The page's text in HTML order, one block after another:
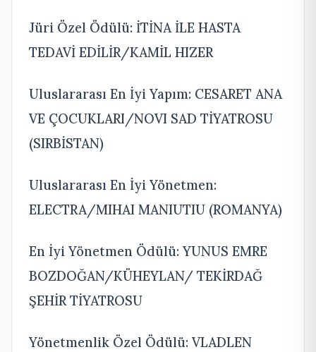
Jüri Özel Ödülü: İTİNA İLE HASTA
TEDAVİ EDİLİR/KAMİL HIZER
Uluslararası En İyi Yapım: CESARET ANA
VE ÇOCUKLARI/NOVI SAD TİYATROSU
(SIRBİSTAN)
Uluslararası En İyi Yönetmen:
ELECTRA/MIHAI MANIUTIU (ROMANYA)
En İyi Yönetmen Ödülü: YUNUS EMRE
BOZDOĞAN/KÜHEYLAN/ TEKİRDAĞ
ŞEHİR TİYATROSU
Yönetmenlik Özel Ödülü: VLADLEN